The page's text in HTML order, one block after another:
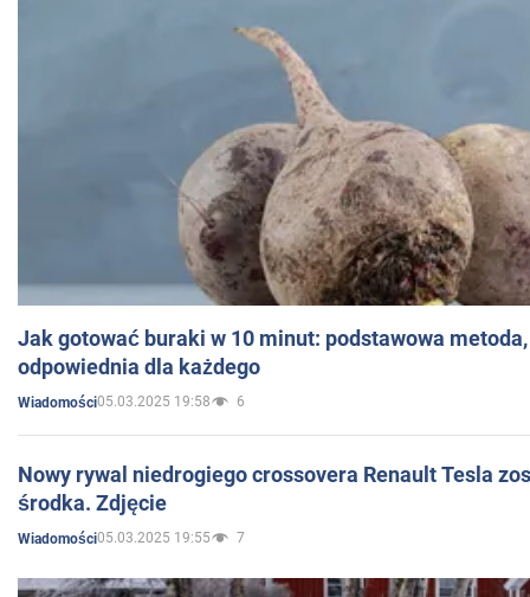
Jak gotować buraki w 10 minut: podstawowa
odpowiednia dla każdego
Wiadomości05.03.2025 19:58 6
Nowy rywal niedrogiego crossovera Renault Tesla
środka. Zdjęcie
Wiadomości05.03.2025 19:55 7